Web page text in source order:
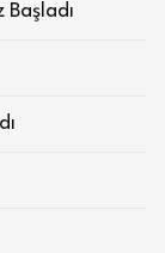
Başladı